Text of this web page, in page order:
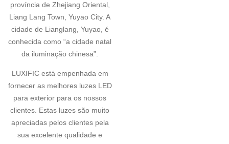
província de Zhejiang Oriental,
Liang Lang Town, Yuyao City. A
cidade de Lianglang, Yuyao, é
conhecida como “a cidade natal
da iluminação chinesa”.
LUXIFIC está empenhada em
fornecer as melhores luzes LED
para exterior para os nossos
clientes. Estas luzes são muito
apreciadas pelos clientes pela
sua excelente qualidade e